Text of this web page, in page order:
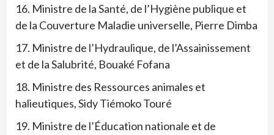
16. Ministre de la Santé, de l’Hygiène publique et
de la Couverture Maladie universelle, Pierre Dimba
17. Ministre de l’Hydraulique, de l’Assainissement
et de la Salubrité, Bouaké Fofana
18. Ministre des Ressources animales et
halieutiques, Sidy Tiémoko Touré
19. Ministre de l’Éducation nationale et de